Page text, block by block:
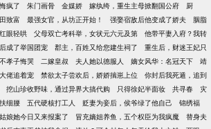
疯了 朱门画骨 金媒娇 嫁纨绔，重生主母掀翻国公府
厨
致富 最强女官，从坊正开始！ 强娶宿敌后他变成了娇夫
胭脂
眼轻哄 父母双亡考科举，女状元六元及第
他带平妻入府？我转
成了举国团宠 郡主，百姓又给您建生祠了
重生后，财迷王妃只
孝子悔哭 二嫁皇叔 夫人她以德服人 嫡女风华：名冠天下
靖
佬追着宠 禁欲太子尝欢后，娇娇揣崽上位
你封后我死遁，追到
挖山珍收野味，通过异界大搞代购 只得徐妃半面妆 共寻春
灾
扶细腰 五代硬核打工人 贬妻为妾后，侯爷绿了他自己
锦绣福
娘她今日又来报案了 冒充嫡姐养鱼，五个权臣为我疯魔
替身夫